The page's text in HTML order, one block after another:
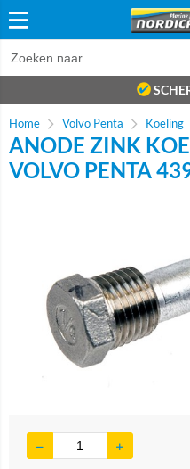
Home Volvo Penta Koeling
ANODE ZINK
VOLVO PENTA